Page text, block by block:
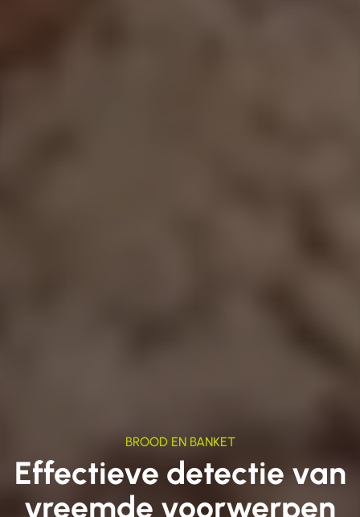
BROOD EN BANKET
Effectieve detectie van
vreemde voorwerpen